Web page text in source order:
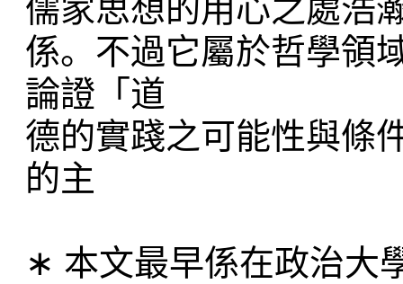
儒家思想的用心之處浩
係。不過它屬於哲學領
論證「道
德的實踐之可能性與條
的主
∗ 本文最早係在政治大